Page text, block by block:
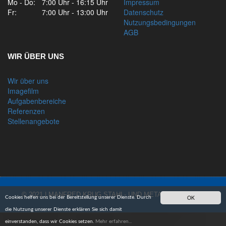
OK
Cookies helfen uns bei der Bereitstellung unserer Dienste. Durch
die Nutzung unserer Dienste erklären Sie sich damit
einverstanden, dass wir Cookies setzen. Mehr erfahren...
Mo - Do:
7:00 Uhr - 16:15 Uhr
Fr:
7:00 Uhr - 13:00 Uhr
Impressum
Datenschutz
Nutzungsbedingungen
AGB
WIR ÜBER UNS
Wir über uns
Imagefilm
Aufgabenbereiche
Referenzen
Stellenangebote
© 2021 | MANFRED KRUG STAHL- UND METALLBAU GMBH